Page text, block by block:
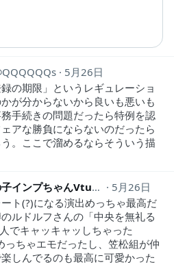
QQQQQQs
5月26日
の期限」というレギュレーショ
が分からないから良いも悪いも
手続きの問題だったら特例を認
アな勝負にならないのだったら
。ここで溜めるならそういう描
上坂ころろアホの子インプちゃんVtuber kororo_NK
5月26日
ト(?)になる演出めっちゃ最高だ
ルドルフさんの「中央を無礼る
でキャッキャッしちゃった
っちゃエモだったし、笠松組が仲
しんでるのも最高に可愛かった